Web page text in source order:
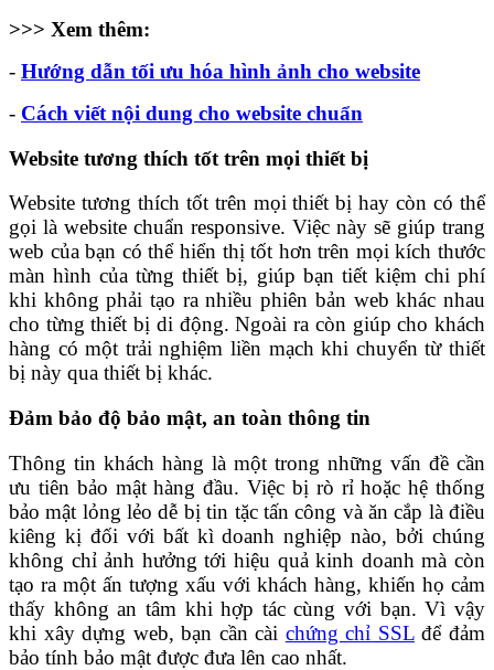
>>> Xem thêm:
- Hướng dẫn tối ưu hóa hình ảnh cho website
- Cách viết nội dung cho website chuẩn
Website tương thích tốt trên mọi thiết bị
Website tương thích tốt trên mọi thiết bị hay còn có thể
gọi là website chuẩn responsive. Việc này sẽ giúp trang
web của bạn có thể hiển thị tốt hơn trên mọi kích thước
màn hình của từng thiết bị, giúp bạn tiết kiệm chi phí
khi không phải tạo ra nhiều phiên bản web khác nhau
cho từng thiết bị di động. Ngoài ra còn giúp cho khách
hàng có một trải nghiệm liền mạch khi chuyển từ thiết
bị này qua thiết bị khác.
Đảm bảo độ bảo mật, an toàn thông tin
Thông tin khách hàng là một trong những vấn đề cần
ưu tiên bảo mật hàng đầu. Việc bị rò rỉ hoặc hệ thống
bảo mật lỏng lẻo dễ bị tin tặc tấn công và ăn cắp là điều
kiêng kị đối với bất kì doanh nghiệp nào, bởi chúng
không chỉ ảnh hưởng tới hiệu quả kinh doanh mà còn
tạo ra một ấn tượng xấu với khách hàng, khiến họ cảm
thấy không an tâm khi hợp tác cùng với bạn. Vì vậy
khi xây dựng web, bạn cần cài chứng chỉ SSLđể đảm
bảo tính bảo mật được đưa lên cao nhất.